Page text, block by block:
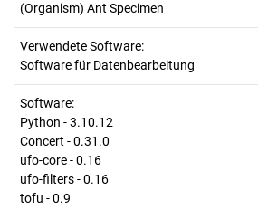
(Organism) Ant Specimen
Verwendete Software:
Software für Datenbearbeitung
Software:
Python - 3.10.12
Concert - 0.31.0
ufo-core - 0.16
ufo-filters - 0.16
tofu - 0.9